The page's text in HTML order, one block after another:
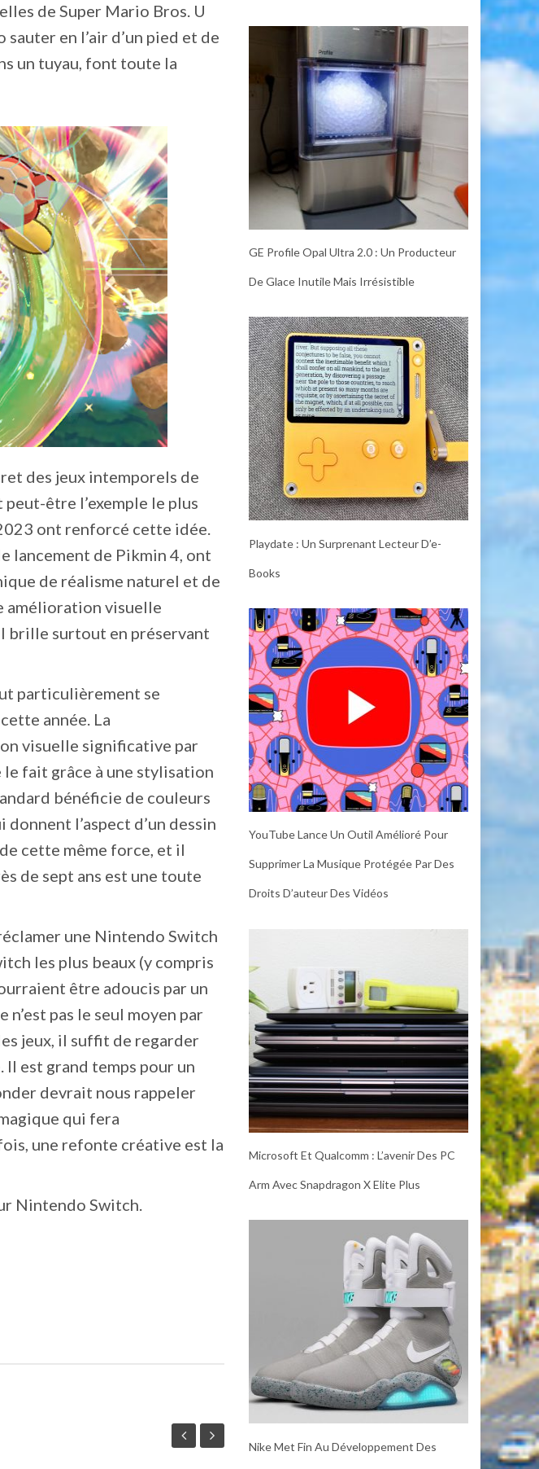
de Super Mario Bros. U
en l’air d’un pied et de
un tuyau, font toute la
des jeux intemporels de
être l’exemple le plus
ont renforcé cette idée.
lancement de Pikmin 4, ont
de réalisme naturel et de
amélioration visuelle
brille surtout en préservant
particulièrement se
année. La
visuelle significative par
fait grâce à une stylisation
bénéficie de couleurs
l’aspect d’un dessin
cette même force, et il
de sept ans est une toute
une Nintendo Switch
les plus beaux (y compris
être adoucis par un
pas le seul moyen par
jeux, il suffit de regarder
Il est grand temps pour un
devrait nous rappeler
qui fera
une refonte créative est la
Nintendo Switch.
GE Profile Opal Ultra 2.0 : Un Producteur
De Glace Inutile Mais Irrésistible
Playdate : Un Surprenant Lecteur D’e-
Books
YouTube Lance Un Outil Amélioré Pour
Supprimer La Musique Protégée Par Des
Droits D’auteur Des Vidéos
Microsoft Et Qualcomm : L’avenir Des PC
Arm Avec Snapdragon X Elite Plus
Nike Met Fin Au Développement Des